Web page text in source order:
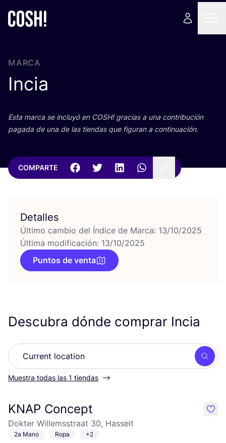
MARCA
Incia
Esta mar­ca se inclu­yó en COSH! gra­cias a una con­tri­bu­ción
paga­da de una de las tien­das que figu­ran a continuación.
COMPARTE
Detalles
Último cambio del Índice de Marca: 13/10/2025
Última modificación: 13/10/2025
Puntos de venta
Descubra dónde comprar Incia
Muestra todas las 1 tiendas
KNAP Concept
Dokter Willemsstraat 30, Hasselt
2a Mano Ropa +2
like